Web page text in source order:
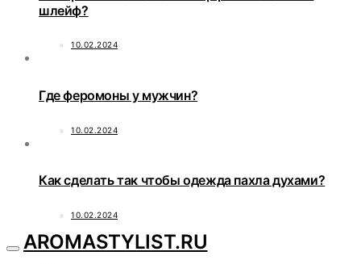
шлейф?
10.02.2024
Где феромоны у мужчин?
10.02.2024
Как сделать так чтобы одежда пахла духами?
10.02.2024
AROMASTYLIST.RU